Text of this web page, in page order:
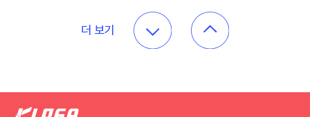
더 보기